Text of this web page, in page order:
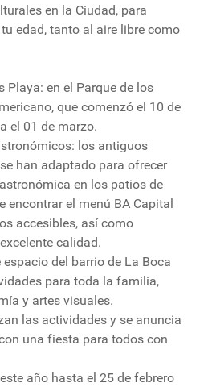
en la Ciudad, para
edad, tanto al aire libre como
Playa: en el Parque de los
que comenzó el 10 de
el 01 de marzo.
los antiguos
han adaptado para ofrecer
en los patios de
encontrar el menú BA Capital
accesibles, así como
calidad.
del barrio de La Boca
para toda la familia,
y artes visuales.
las actividades y se anuncia
una fiesta para todos con
año hasta el 25 de febrero